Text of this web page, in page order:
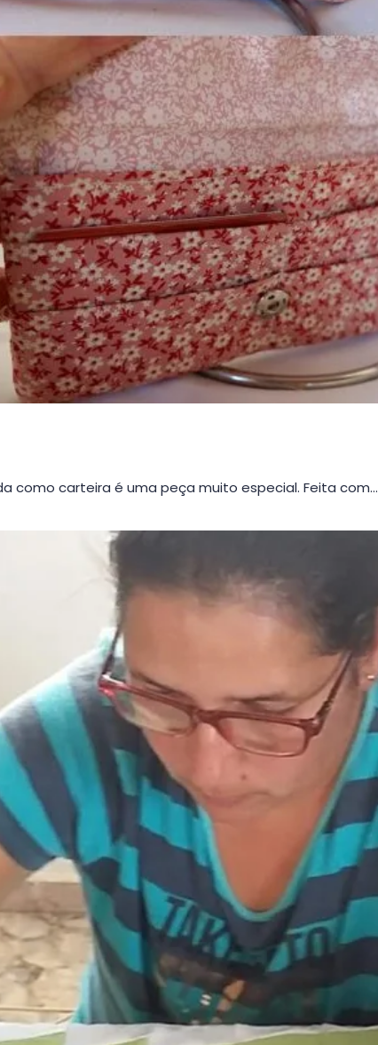
como carteira é uma peça muito especial. Feita com…